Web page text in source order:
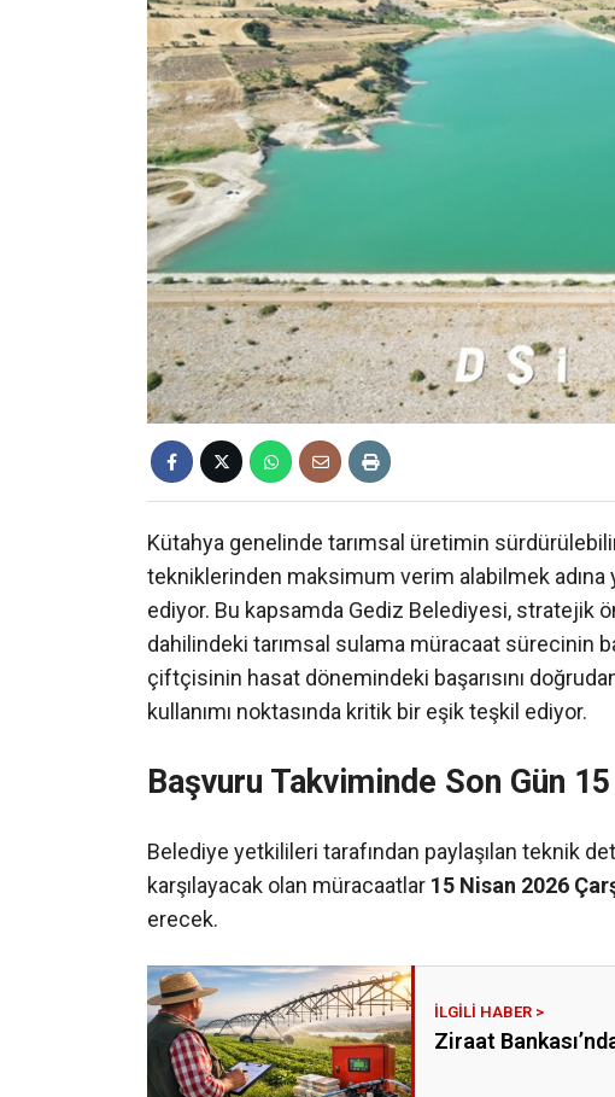
Kütahya genelinde tarımsal üretimin
tekniklerinden maksimum verim alabilmek adına
ediyor. Bu kapsamda Gediz Belediyesi, stratejik
dahilindeki tarımsal sulama müracaat sürecinin
çiftçisinin hasat dönemindeki başarısını
kullanımı noktasında kritik bir eşik teşkil ediyor.
Başvuru Takviminde Son Gün
Belediye yetkilileri tarafından paylaşılan teknik
karşılayacak olan müracaatlar 15 Nisan 2026
erecek.
Ziraat